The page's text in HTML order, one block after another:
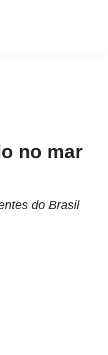
no mar
do Brasil